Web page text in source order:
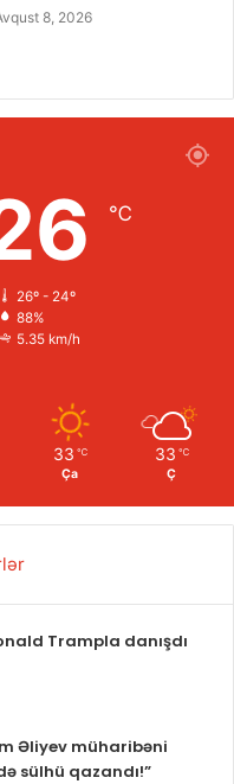
8, 2026
℃
26º - 24º
88%
5.35 km/h
33 ℃
Ça
33 ℃
Ç
Trampla danışdı
Əliyev müharibəni
sülhü qazandı!”